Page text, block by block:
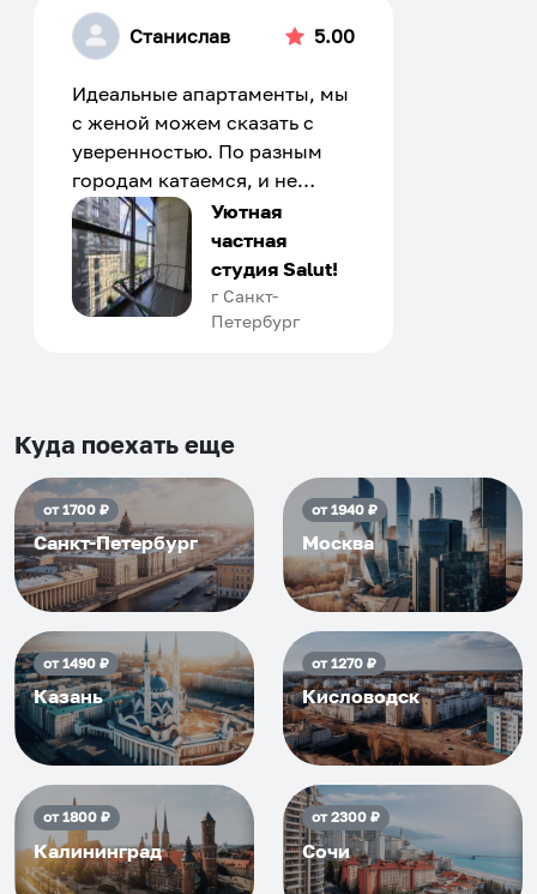
Станислав 5.00
Идеальные апартаменты, мы
с женой можем сказать с
уверенностью. По разным
городам катаемся, и не
только в России. Сервис на
отличном уровне. Хозяин
апартаментов доброй души
человек, всегда можно
договориться, подскажет
приезжать еще...
Уютная
частная
студия Salut!
г Санкт-
Петербург
Куда поехать еще
от1700₽
Санкт-Петербург
от1940₽
Москва
от1490₽
Казань
от1270₽
Кисловодск
от1800₽
Калининград
от2300₽
Сочи